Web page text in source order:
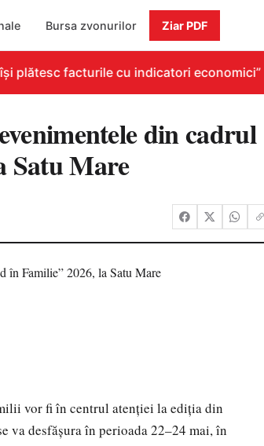
Bursa zvonurilor Ziar PDF
plătesc facturile cu indicatori economici”
din cadrul
Satu Mare
vor fi în centrul atenției la ediția din
va desfășura în perioada 22–24 mai, în